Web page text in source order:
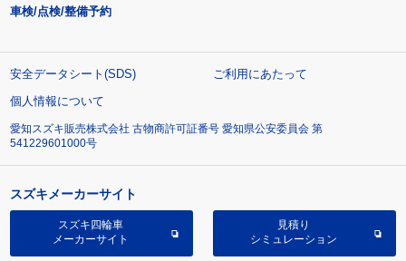
車検/点検/整備予約
安全データシート(SDS)
ご利用にあたって
個人情報について
愛知スズキ販売株式会社 古物商許可証番号 愛知県公安委員会 第
541229601000号
スズキメーカーサイト
スズキ四輪車
メーカーサイト
見積り
シミュレーション